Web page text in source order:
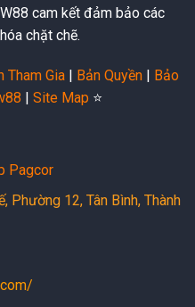
cam kết đảm bảo các
chặt chẽ.
Tham Gia| Bản Quyền|
Bảo
Site Map ⭐️
Pagcor
Phường 12, Tân Bình, Thành